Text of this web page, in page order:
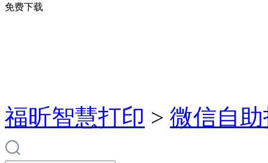
免费下载
福昕智慧打印 > 微信自